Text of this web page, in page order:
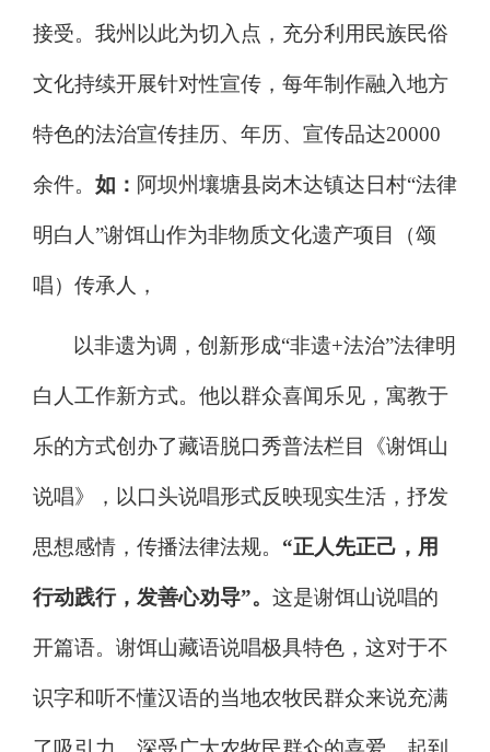
接受。我州以此为切入点，充分利用民族民俗
文化持续开展针对性宣传，每年制作融入地方
特色的法治宣传挂历、年历、宣传品达20000
余件。 如： 阿坝州壤塘县岗木达镇达日村“法律
明白人”谢饵山作为非物质文化遗产项目（颂
唱）传承人，
以非遗为调，创新形成“非遗+法治”法律明
白人工作新方式。他以群众喜闻乐见，寓教于
乐的方式创办了藏语脱口秀普法栏目《谢饵山
说唱》，以口头说唱形式反映现实生活，抒发
思想感情，传播法律法规。 “正人先正己，用
行动践行，发善心劝导”。 这是谢饵山说唱的
开篇语。谢饵山藏语说唱极具特色，这对于不
识字和听不懂汉语的当地农牧民群众来说充满